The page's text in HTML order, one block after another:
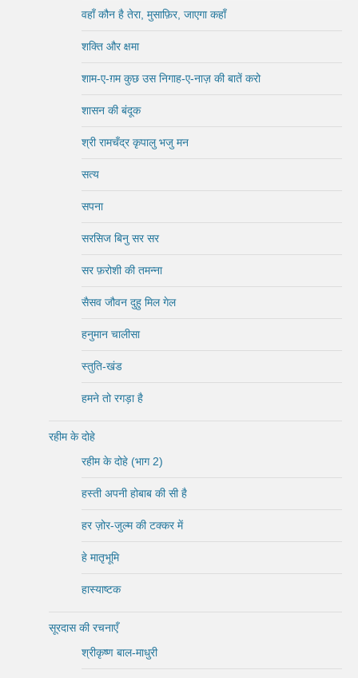
वहाँ कौन है तेरा, मुसाफ़िर, जाएगा कहाँ
शक्ति और क्षमा
शाम-ए-ग़म कुछ उस निगाह-ए-नाज़ की बातें करो
शासन की बंदूक
श्री रामचँद्र कृपालु भजु मन
सत्य
सपना
सरसिज बिनु सर सर
सर फ़रोशी की तमन्ना
सैसव जौवन दुहु मिल गेल
हनुमान चालीसा
स्तुति-खंड
हमने तो रगड़ा है
रहीम के दोहे
रहीम के दोहे (भाग 2)
हस्ती अपनी होबाब की सी है
हर ज़ोर-जुल्म की टक्कर में
हे मातृभूमि
हास्याष्टक
सूरदास की रचनाएँ
श्रीकृष्ण बाल-माधुरी